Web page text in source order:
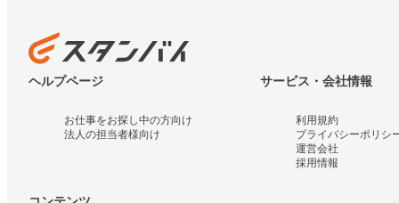
ヘルプページ
お仕事をお探し中の方向け
法人の担当者様向け
サービス・会社情報
利用規約
プライバシーポリシ
運営会社
採用情報